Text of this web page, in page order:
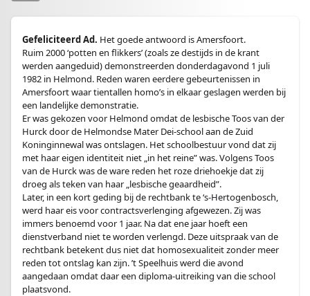
Gefeliciteerd Ad. Het goede antwoord is Amersfoort.
Ruim 2000 ‘potten en flikkers’ (zoals ze destijds in de krant
werden aangeduid) demonstreerden donderdagavond 1 juli
1982 in Helmond. Reden waren eerdere gebeurtenissen in
Amersfoort waar tientallen homo’s in elkaar geslagen werden bij
een landelijke demonstratie.
Er was gekozen voor Helmond omdat de lesbische Toos van der
Hurck door de Helmondse Mater Dei-school aan de Zuid
Koninginnewal was ontslagen. Het schoolbestuur vond dat zij
met haar eigen identiteit niet „in het reine” was. Volgens Toos
van de Hurck was de ware reden het roze driehoekje dat zij
droeg als teken van haar „lesbische geaardheid”.
Later, in een kort geding bij de rechtbank te ‘s-Hertogenbosch,
werd haar eis voor contractsverlenging afgewezen. Zij was
immers benoemd voor 1 jaar. Na dat ene jaar hoeft een
dienstverband niet te worden verlengd. Deze uitspraak van de
rechtbank betekent dus niet dat homosexualiteit zonder meer
reden tot ontslag kan zijn. ’t Speelhuis werd die avond
aangedaan omdat daar een diploma-uitreiking van die school
plaatsvond.